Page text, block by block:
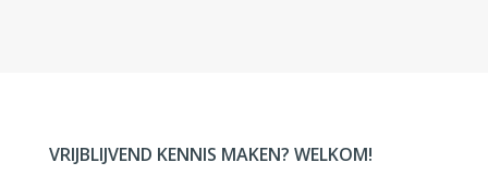
VRIJBLIJVEND KENNIS MAKEN? WELKOM!